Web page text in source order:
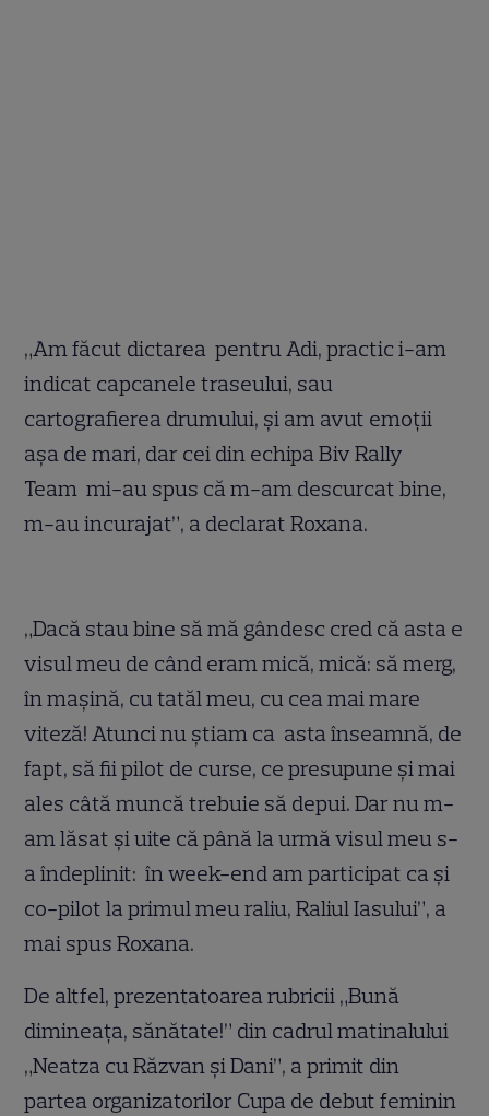
„Am făcut dictarea pentru Adi, practic i-am
indicat capcanele traseului, sau
cartografierea drumului, și am avut emoții
așa de mari, dar cei din echipa Biv Rally
Team mi-au spus că m-am descurcat bine,
m-au incurajat”, a declarat Roxana.
„Dacă stau bine să mă gândesc cred că asta e
visul meu de când eram mică, mică: să merg,
în mașină, cu tatăl meu, cu cea mai mare
viteză! Atunci nu știam ca asta înseamnă, de
fapt, să fii pilot de curse, ce presupune și mai
ales câtă muncă trebuie să depui. Dar nu m-
am lăsat și uite că până la urmă visul meu s-
a îndeplinit: în week-end am participat ca și
co-pilot la primul meu raliu, Raliul Iasului”, a
mai spus Roxana.
De altfel, prezentatoarea rubricii „Bună
dimineața, sănătate!” din cadrul matinalului
„Neatza cu Răzvan și Dani”, a primit din
partea organizatorilor Cupa de debut feminin